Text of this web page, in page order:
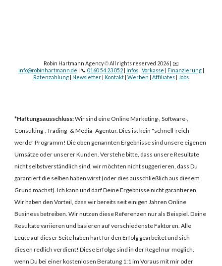
Robin Hartmann Agency©All rights reserved 2026 | ✉️
info@robinhartmann.de | 📞 0160 54 23 052| Infos| Vorkasse | Finanzierung|
Ratenzahlung | Newsletter | Kontakt | Werben | Affiliates | Jobs
*Haftungsausschluss:Wir sind eine Online Marketing-, Software-,
Consulting-, Trading- &Media-Agentur.Dies ist kein "schnell-reich-
werde" Programm!Die oben genannten Ergebnisse sind unsere eigenen
Umsätze oder unserer Kunden. Verstehe bitte, dass unsere Resultate
nicht selbstverständlich sind, wir möchten nicht suggerieren, dassDu
garantiert die selben haben wirst (oder diesausschließlichaus diesem
Grund machst). Ich kann und darfDeineErgebnisse nicht garantieren.
Wir haben den Vorteil, dass wir bereits seit einigen Jahren Online
Business betreiben. Wir nutzen diese Referenzen nur als Beispiel. Deine
Resultate variieren und basieren auf verschiedenste Faktoren.Alle
Leute auf dieser Seite haben hart für den Erfolg gearbeitet und sich
diesen redlich verdient! Diese Erfolge sind in der Regel nur möglich,
wennDu bei einer kostenlosen Beratung 1:1 im Voraus mit mir oder